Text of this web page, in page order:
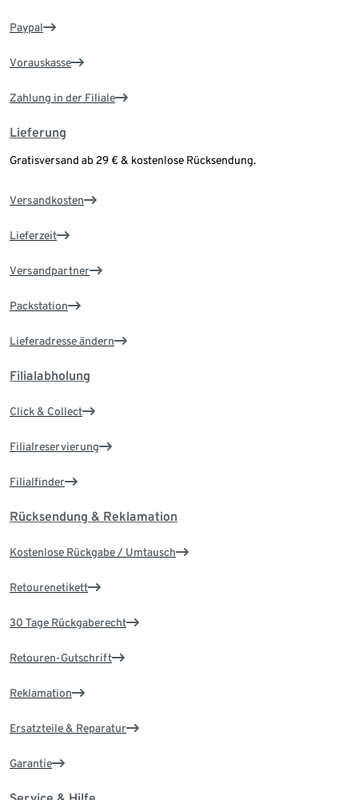
Paypal
Vorauskasse
Zahlung in der Filiale
Lieferung
Gratisversand ab 29 € & kostenlose Rücksendung.
Versandkosten
Lieferzeit
Versandpartner
Packstation
Lieferadresse ändern
Filialabholung
Click & Collect
Filialreservierung
Filialfinder
Rücksendung & Reklamation
Kostenlose Rückgabe / Umtausch
Retourenetikett
30 Tage Rückgaberecht
Retouren-Gutschrift
Reklamation
Ersatzteile & Reparatur
Garantie